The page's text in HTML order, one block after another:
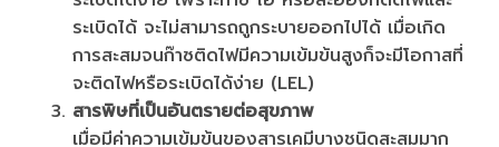
ระเบิดได้ จะไม่สามารถถูกระบายออกไปได้ เมื่อเกิด
การสะสมจนก๊าซติดไฟมีความเข้มข้นสูงก็จะมีโอกาสที่
จะติดไฟหรือระเบิดได้ง่าย (LEL)
สารพิษที่เป็นอันตรายต่อสุขภาพ
เมื่อมีค่าความเข้มข้นของสารเคมีบางชนิดสะสมมาก